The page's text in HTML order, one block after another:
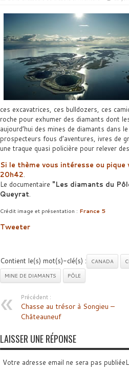
ces excavatrices, ces bulldozers, ces
roche pour exhumer des diamants dont
aujourd’hui des mines de diamants dans
prospecteurs fous d’aventures, ivres de
une traque quasi policière pour relever
Si le thème vous intéresse ou
20h42.
Le documentaire
Les diamants du
Queyrat.
Crédit image et présentation : France 5
Tweeter
Contient le(s) mot(s)-clé(s) : CANADA
MINE DE DIAMANTS
PÔLE
Précédent :
Chasse au trésor à Songieu –
Châteauneuf
LAISSER UNE RÉPONSE
Votre adresse email ne sera pas